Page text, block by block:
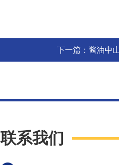
下一篇： 酱油中
联系我们